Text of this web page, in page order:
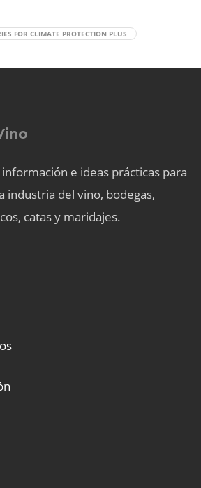
FOR CLIMATE PROTECTION PLUS
e ideas prácticas para
industria del vino, bodegas,
catas y maridajes.